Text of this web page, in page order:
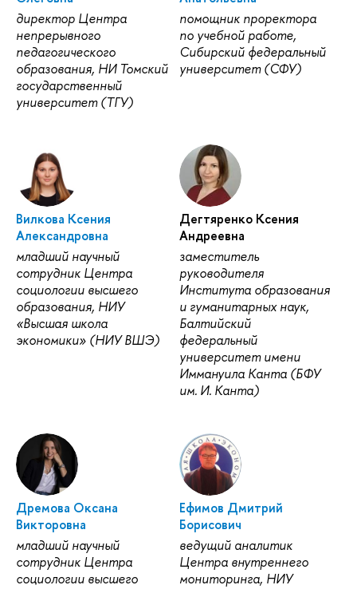
директор Центра
непрерывного
педагогического
образования, НИ Томский
государственный
университет (ТГУ)
помощник проректора
по учебной работе,
Сибирский федеральный
университет (СФУ)
Вилкова Ксения
Александровна
младший научный
сотрудник Центра
социологии высшего
образования, НИУ
«Высшая школа
экономики» (НИУ ВШЭ)
Дегтяренко Ксения
Андреевна
заместитель
руководителя
Института образования
и гуманитарных наук,
Балтийский
федеральный
университет имени
Иммануила Канта (БФУ
им. И. Канта)
Дремова Оксана
Викторовна
младший научный
сотрудник Центра
социологии высшего
Ефимов Дмитрий
Борисович
ведущий аналитик
Центра внутреннего
мониторинга, НИУ